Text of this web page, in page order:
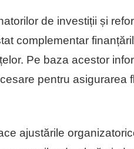
de investiții și
complementar
Pe baza acestor
pentru asigurarea
ajustările